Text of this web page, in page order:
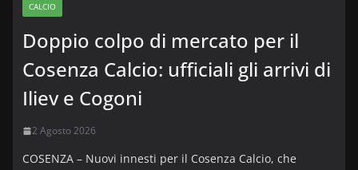
CALCIO
Doppio colpo di mercato per il
Cosenza Calcio: ufficiali gli arrivi di
Iliev e Cogoni
2 Agosto 2026
COSENZA – Nuovi innesti per il Cosenza Calcio, che